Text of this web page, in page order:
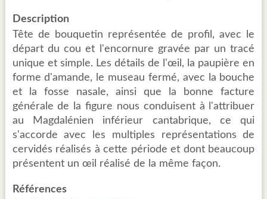
Description
Tête de bouquetin représentée de profil, avec le
départ du cou et l'encornure gravée par un tracé
unique et simple. Les détails de l'œil, la paupière en
forme d'amande, le museau fermé, avec la bouche
et la fosse nasale, ainsi que la bonne facture
générale de la figure nous conduisent à l'attribuer
au Magdalénien inférieur cantabrique, ce qui
s'accorde avec les multiples représentations de
cervidés réalisés à cette période et dont beaucoup
présentent un œil réalisé de la même façon.
Références